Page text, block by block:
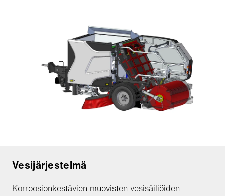
Vesijärjestelmä
Korroosionkestävien muovisten vesisäiliöiden